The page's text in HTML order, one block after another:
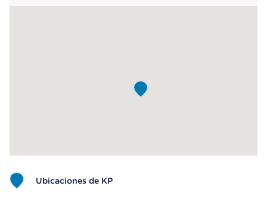
Ubicaciones de KP